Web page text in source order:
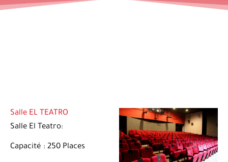
Salle EL TEATRO
Salle El Teatro:
Capacité : 250 Places